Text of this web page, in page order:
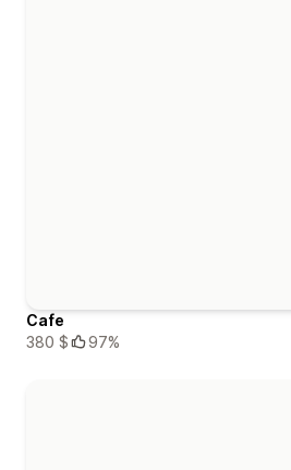
Cafe
380 $
97%